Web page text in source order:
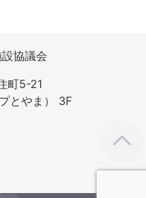
協議会
町5-21
とやま） 3F